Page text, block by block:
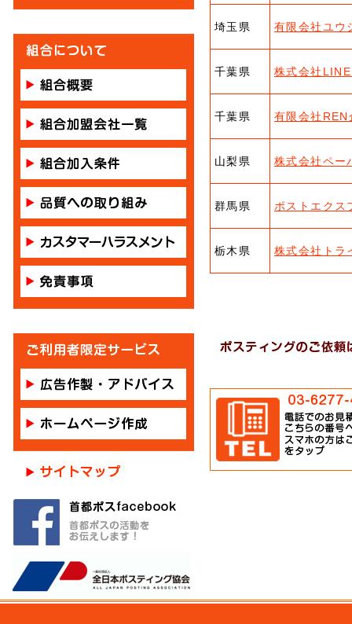
埼玉県 有限会社ユウ
千葉県 株式会社
千葉県 有限会社REN
山梨県 株式会社ペー
群馬県 ポストエクス
栃木県 株式会社トラ